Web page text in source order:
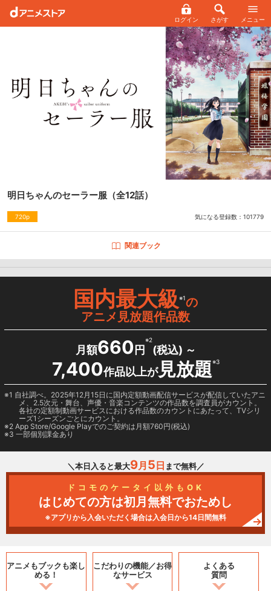
ログイン さがす メニュー
明日ちゃんのセーラー服 （全12話）
720p 気になる登録数： 101779
関連ブック
国内最大級※1の
アニメ見放題作品数
月額660 円
※2
(税込) ～
7,400作品以上が見放題※3
1 自社調べ。2025年12月15日に国内定額動画配信サービスが配信していたアニ
メ、2.5次元・舞台、声優・音楽コンテンツの作品数を調査員がカウント。
各社の定額制動画サービスにおける作品数のカウントにあたって、TVシリ
ーズ1シーズンごとにカウント。
2 App Store/Google Playでのご契約は月額760円(税込)
3 一部個別課金あり
＼本日入ると最大9月 5 日 まで無料／
ドコモのケータイ以外もOK
はじめての方は初月無料でおためし
※アプリから入会いただく場合は入会日から14日間無料
アニメもブックも楽し
める！
こだわりの機能／お得
なサービス
よくある
質問